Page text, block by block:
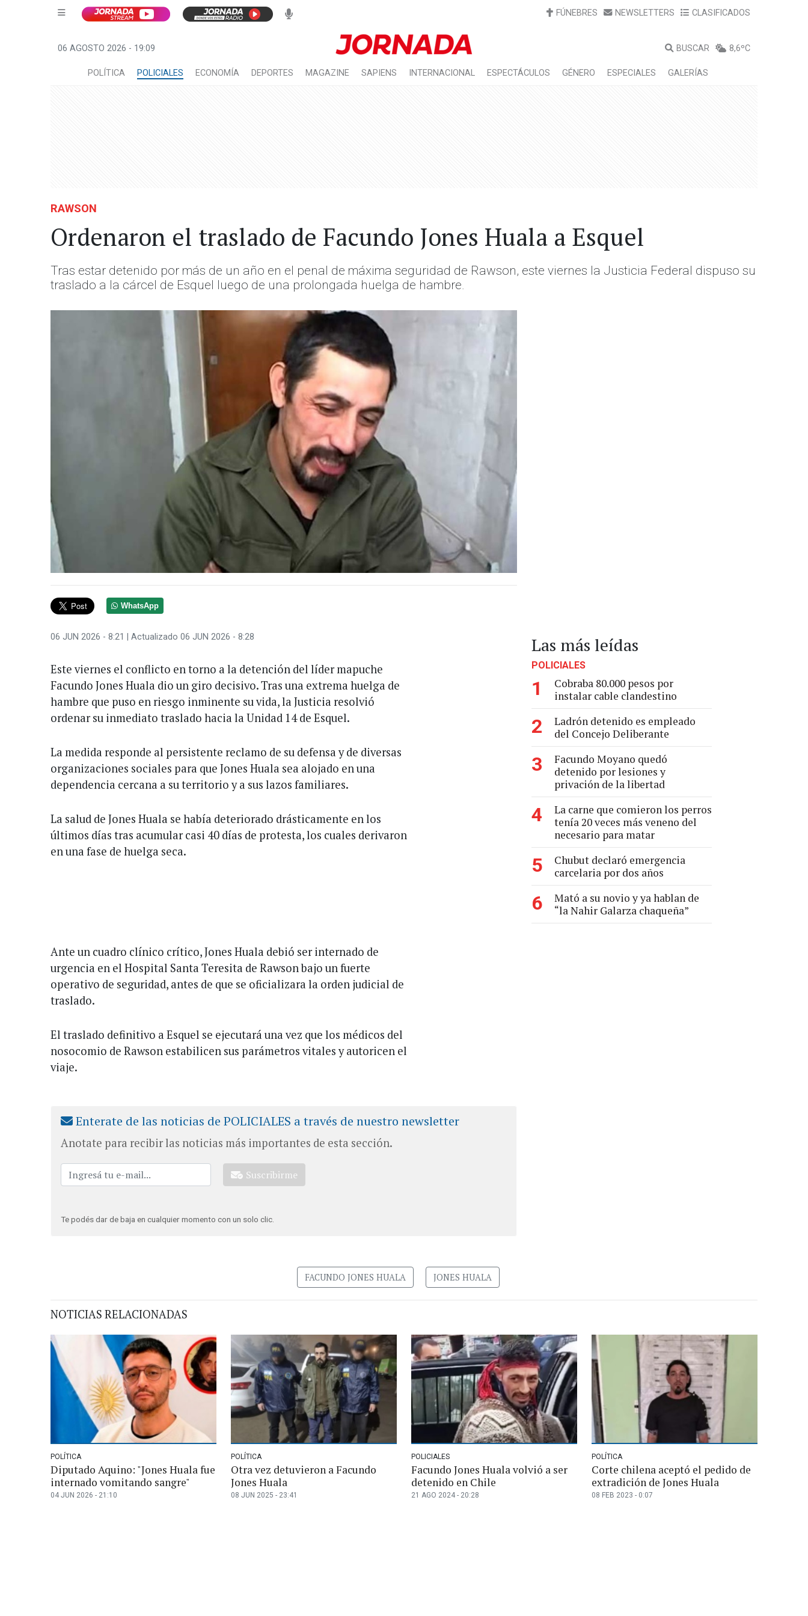
FÚNEBRES NEWSLETTERS CLASIFICADOS
06 AGOSTO 2026 - 19:09 BUSCAR 8,6ºC
POLÍTICA POLICIALES ECONOMÍA DEPORTES MAGAZINE SAPIENS INTERNACIONAL ESPECTÁCULOS GÉNERO ESPECIALES GALERÍAS
RAWSON
Ordenaron el traslado de Facundo Jones Huala a Esquel
Tras estar detenido por más de un año en el penal de máxima seguridad de Rawson, este viernes la Justicia Federal dispuso su
traslado a la cárcel de Esquel luego de una prolongada huelga de hambre.
WhatsApp
06 JUN 2026 - 8:21 | Actualizado 06 JUN 2026 - 8:28
Este viernes el conflicto en torno a la detención del líder mapuche
Facundo Jones Huala dio un giro decisivo. Tras una extrema huelga de
hambre que puso en riesgo inminente su vida, la Justicia resolvió
ordenar su inmediato traslado hacia la Unidad 14 de Esquel.
La medida responde al persistente reclamo de su defensa y de diversas
organizaciones sociales para que Jones Huala sea alojado en una
dependencia cercana a su territorio y a sus lazos familiares.
La salud de Jones Huala se había deteriorado drásticamente en los
últimos días tras acumular casi 40 días de protesta, los cuales derivaron
en una fase de huelga seca.
Ante un cuadro clínico crítico, Jones Huala debió ser internado de
urgencia en el Hospital Santa Teresita de Rawson bajo un fuerte
operativo de seguridad, antes de que se oficializara la orden judicial de
traslado.
El traslado definitivo a Esquel se ejecutará una vez que los médicos del
nosocomio de Rawson estabilicen sus parámetros vitales y autoricen el
viaje.
Enterate de las noticias de POLICIALES a través de nuestro newsletter
Anotate para recibir las noticias más importantes de esta sección.
Suscribirme
Te podés dar de baja en cualquier momento con un solo clic.
Las más leídas
POLICIALES
1
Cobraba 80.000 pesos por
instalar cable clandestino
2
Ladrón detenido es empleado
del Concejo Deliberante
3
Facundo Moyano quedó
detenido por lesiones y
privación de la libertad
4
La carne que comieron los perros
tenía 20 veces más veneno del
necesario para matar
5
Chubut declaró emergencia
carcelaria por dos años
6
Mató a su novio y ya hablan de
“la Nahir Galarza chaqueña”
FACUNDO JONES HUALA JONES HUALA
NOTICIAS RELACIONADAS
POLÍTICA
Diputado Aquino: "Jones Huala fue
internado vomitando sangre"
04 JUN 2026 - 21:10
POLÍTICA
Otra vez detuvieron a Facundo
Jones Huala
08 JUN 2025 - 23:41
POLICIALES
Facundo Jones Huala volvió a ser
detenido en Chile
21 AGO 2024 - 20:28
POLÍTICA
Corte chilena aceptó el pedido de
extradición de Jones Huala
08 FEB 2023 - 0:07